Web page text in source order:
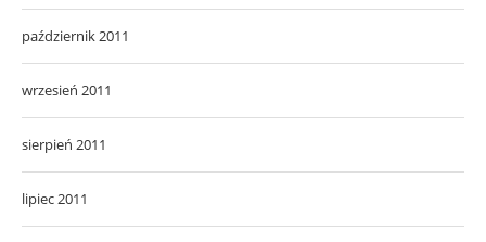
październik 2011
wrzesień 2011
sierpień 2011
lipiec 2011